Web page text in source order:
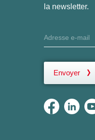
la newsletter.
Envoyer